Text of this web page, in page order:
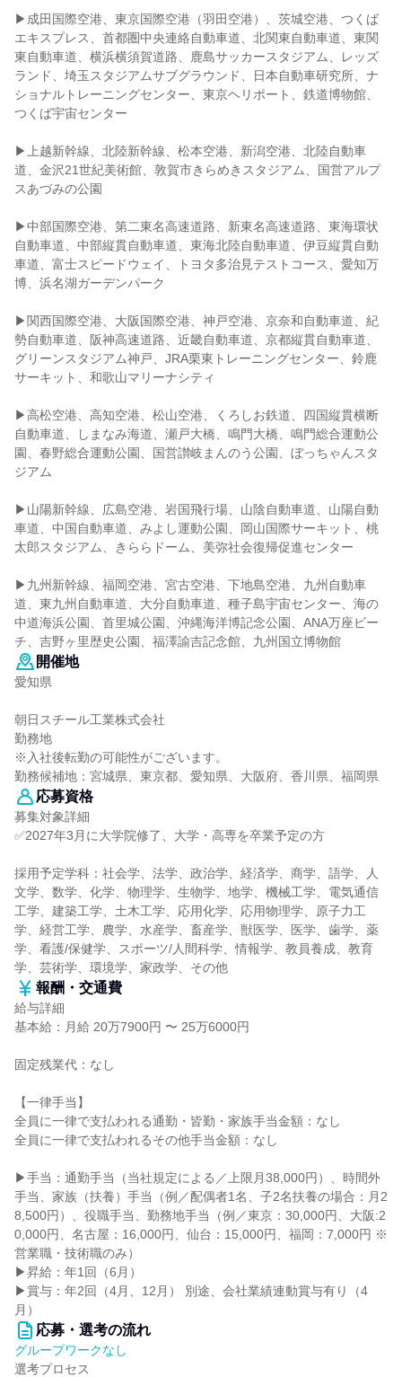
▶成田国際空港、東京国際空港（羽田空港）、茨城空港、つくば
エキスプレス、首都圏中央連絡自動車道、北関東自動車道、東関
東自動車道、横浜横須賀道路、鹿島サッカースタジアム、レッズ
ランド、埼玉スタジアムサブグラウンド、日本自動車研究所、ナ
ショナルトレーニングセンター、東京ヘリポート、鉄道博物館、
つくば宇宙センター
▶上越新幹線、北陸新幹線、松本空港、新潟空港、北陸自動車
道、金沢21世紀美術館、敦賀市きらめきスタジアム、国営アルプ
スあづみの公園
▶中部国際空港、第二東名高速道路、新東名高速道路、東海環状
自動車道、中部縦貫自動車道、東海北陸自動車道、伊豆縦貫自動
車道、富士スピードウェイ、トヨタ多治見テストコース、愛知万
博、浜名湖ガーデンパーク
▶関西国際空港、大阪国際空港、神戸空港、京奈和自動車道、紀
勢自動車道、阪神高速道路、近畿自動車道、京都縦貫自動車道、
グリーンスタジアム神戸、JRA栗東トレーニングセンター、鈴鹿
サーキット、和歌山マリーナシティ
▶高松空港、高知空港、松山空港、くろしお鉄道、四国縦貫横断
自動車道、しまなみ海道、瀬戸大橋、鳴門大橋、鳴門総合運動公
園、春野総合運動公園、国営讃岐まんのう公園、ぼっちゃんスタ
ジアム
▶山陽新幹線、広島空港、岩国飛行場、山陰自動車道、山陽自動
車道、中国自動車道、みよし運動公園、岡山国際サーキット、桃
太郎スタジアム、きららドーム、美弥社会復帰促進センター
▶九州新幹線、福岡空港、宮古空港、下地島空港、九州自動車
道、東九州自動車道、大分自動車道、種子島宇宙センター、海の
中道海浜公園、首里城公園、沖縄海洋博記念公園、ANA万座ビー
チ、吉野ヶ里歴史公園、福澤諭吉記念館、九州国立博物館
開催地
愛知県
朝日スチール工業株式会社
勤務地
※入社後転勤の可能性がございます。
勤務候補地：宮城県、東京都、愛知県、大阪府、香川県、福岡県
応募資格
募集対象詳細
✅2027年3月に大学院修了、大学・高専を卒業予定の方
採用予定学科：社会学、法学、政治学、経済学、商学、語学、人
文学、数学、化学、物理学、生物学、地学、機械工学、電気通信
工学、建築工学、土木工学、応用化学、応用物理学、原子力工
学、経営工学、農学、水産学、畜産学、獣医学、医学、歯学、薬
学、看護/保健学、スポーツ/人間科学、情報学、教員養成、教育
学、芸術学、環境学、家政学、その他
報酬・交通費
給与詳細
基本給：月給 20万7900円 〜 25万6000円
固定残業代：なし
【一律手当】
全員に一律で支払われる通勤・皆勤・家族手当金額：なし
全員に一律で支払われるその他手当金額：なし
▶手当：通勤手当（当社規定による／上限月38,000円）、時間外
手当、家族（扶養）手当（例／配偶者1名、子2名扶養の場合：月2
8,500円）、役職手当、勤務地手当（例／東京：30,000円、大阪:2
0,000円、名古屋：16,000円、仙台：15,000円、福岡：7,000円 ※
営業職・技術職のみ）
▶昇給：年1回（6月）
▶賞与：年2回（4月、12月） 別途、会社業績連動賞与有り（4
月）
応募・選考の流れ
グループワークなし
選考プロセス